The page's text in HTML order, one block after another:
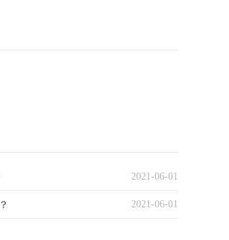
2021-06-01
2021-06-01